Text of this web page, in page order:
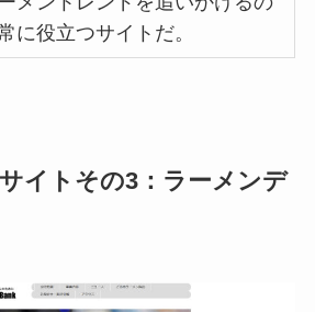
に役立つサイトだ。
イトその3：ラーメンデ